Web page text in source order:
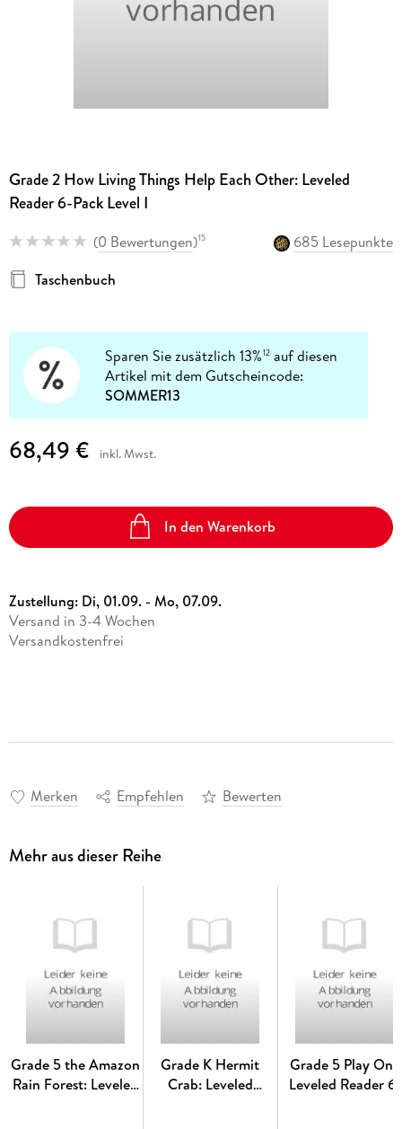
Grade 2 How Living Things Help Each Other: Leveled
Reader 6-Pack Level I
(0 Bewertungen)15
685 Lesepunkte
Taschenbuch
Sparen Sie zusätzlich 13%12 auf diesen
Artikel mit dem Gutscheincode:
SOMMER13
68,49 € inkl. Mwst.
In den Warenkorb
Zustellung: Di, 01.09. - Mo, 07.09.
Versand in 3-4 Wochen
Versandkostenfrei
Merken Empfehlen Bewerten
Mehr aus dieser Reihe
Grade 5 the Amazon
Rain Forest: Leveled
Grade K Hermit
Crab: Leveled
Grade 5 Play On!:
Leveled Reader 6-